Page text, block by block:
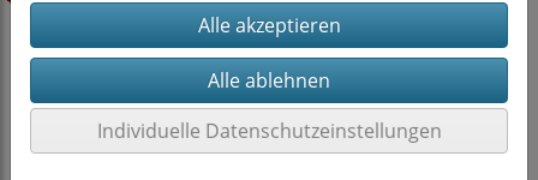
Individuelle Datenschutzeinstellungen